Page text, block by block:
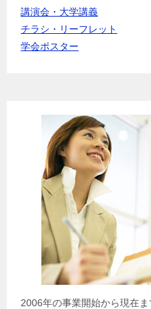
講演会・大学講義
チラシ・リーフレット
学会ポスター
2006年の事業開始から現在